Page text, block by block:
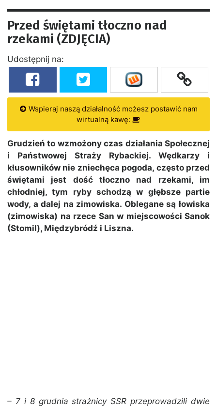
Przed świętami tłoczno nad
rzekami (ZDJĘCIA)
Udostępnij na:
Wspieraj naszą działalność możesz postawić nam
wirtualną kawę:
Grudzień to wzmożony czas działania Społecznej
i Państwowej Straży Rybackiej. Wędkarzy i
kłusowników nie zniechęca pogoda, często przed
świętami jest dość tłoczno nad rzekami, im
chłodniej, tym ryby schodzą w głębsze partie
wody, a dalej na zimowiska. Oblegane są łowiska
(zimowiska) na rzece San w miejscowości Sanok
(Stomil), Międzybródź i Liszna.
– 7 i 8 grudnia strażnicy SSR przeprowadzili dwie